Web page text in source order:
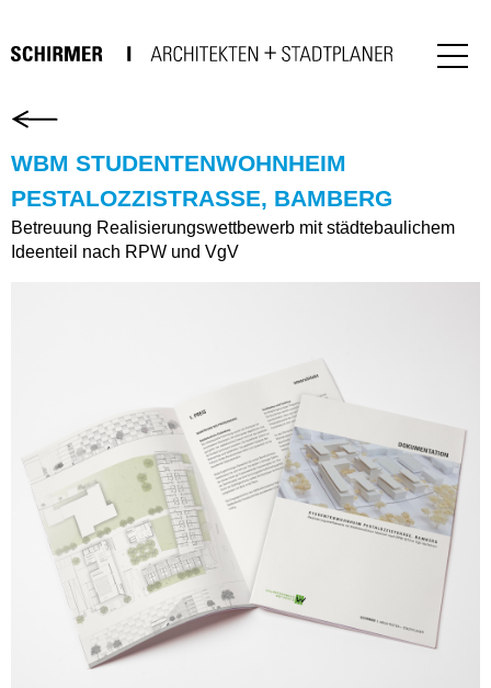
WBM STUDENTENWOHNHEIM
PESTALOZZISTRASSE, BAMBERG
Betreuung Realisierungswettbewerb mit städtebaulichem
Ideenteil nach RPW und VgV